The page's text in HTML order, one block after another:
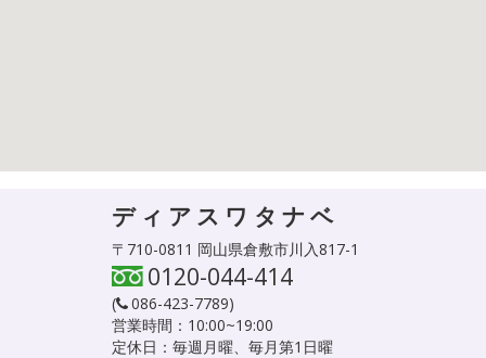
ディアスワタナベ
〒710-0811 岡山県倉敷市川入817-1
0120-044-414
( 086-423-7789)
営業時間：10:00~19:00
定休日：毎週月曜、毎月第1日曜